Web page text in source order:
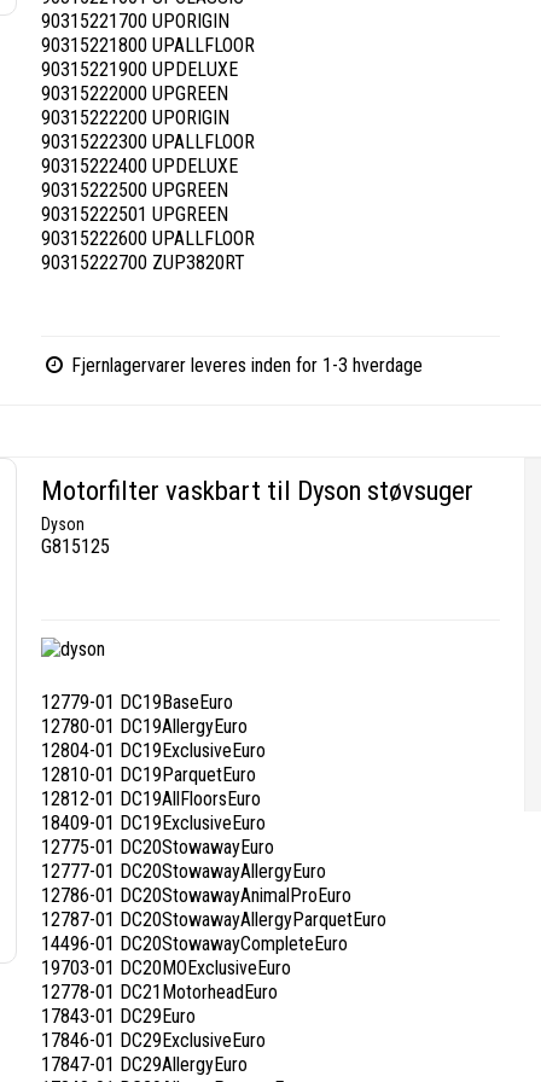
90315221700 UPORIGIN
90315221800 UPALLFLOOR
90315221900 UPDELUXE
90315222000 UPGREEN
90315222200 UPORIGIN
90315222300 UPALLFLOOR
90315222400 UPDELUXE
90315222500 UPGREEN
90315222501 UPGREEN
90315222600 UPALLFLOOR
90315222700 ZUP3820RT
Fjernlagervarer leveres inden for 1-3 hverdage
Motorfilter vaskbart til Dyson støvsuger
Dyson
G815125
12779-01 DC19BaseEuro
12780-01 DC19AllergyEuro
12804-01 DC19ExclusiveEuro
12810-01 DC19ParquetEuro
12812-01 DC19AllFloorsEuro
18409-01 DC19ExclusiveEuro
12775-01 DC20StowawayEuro
12777-01 DC20StowawayAllergyEuro
12786-01 DC20StowawayAnimalProEuro
12787-01 DC20StowawayAllergyParquetEuro
14496-01 DC20StowawayCompleteEuro
19703-01 DC20MOExclusiveEuro
12778-01 DC21MotorheadEuro
17843-01 DC29Euro
17846-01 DC29ExclusiveEuro
17847-01 DC29AllergyEuro